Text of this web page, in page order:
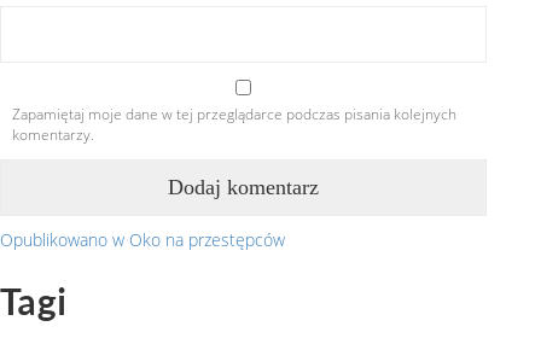
Zapamiętaj moje dane w tej przeglądarce podczas pisania kolejnych
komentarzy.
Nawigacja
wpisu
Opublikowano w Oko na przestępców
Tagi